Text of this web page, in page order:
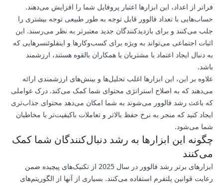
فراتر از اعداد، این ابزارها اعتبار پروفایل شما را افزایش می‌دهند.
حساب‌هایی با تعداد فالوور قابل توجه به طور طبیعی توجه بیشتری را
جلب می‌کنند و برای بازدیدکنندگان جدید معتبرتر به نظر می‌رسند. این
اثبات اجتماعی می‌تواند به ویژه برای کسب‌وکارها و اینفلوئنسرهایی که
به دنبال ایجاد اعتماد با مشتریان یا همکاران بالقوه هستند، ارزشمند
باشد.
علاوه بر این، این ابزارها اغلب تحلیل‌ها و بینش‌های ارزشمندی ارائه
می‌دهند که به اصلاح استراتژی محتوای شما کمک می‌کند. درک عواملی
که باعث رشد فالوور می‌شوند به شما امکان می‌دهد محتوای جذاب‌تری
ایجاد کنید که منجر به نرخ حفظ بالاتر و تعاملات باکیفیت‌تر با مخاطبان
شما می‌شود.
چگونه این ابزارها به رشد دنبال‌کنندگان شما کمک
می‌کنند
ابزارهای برتر رشد فالوور در سال 2025 از تکنیک‌های پیچیده ضمن
رعایت قوانین پلتفرم استفاده می‌کنند. بسیاری از آنها از الگوریتم‌های